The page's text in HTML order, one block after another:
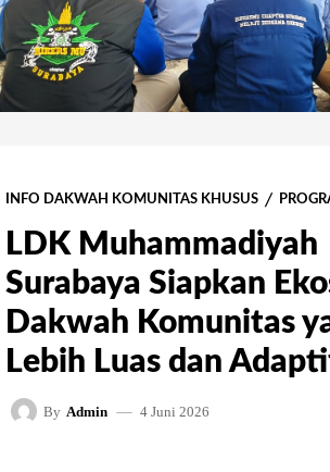
INFO DAKWAH KOMUNITAS KHUSUS
LDK Muhammadiyah
Surabaya Siapkan
Dakwah Komunitas
Lebih Luas dan
By Admin 4 Juni 2026